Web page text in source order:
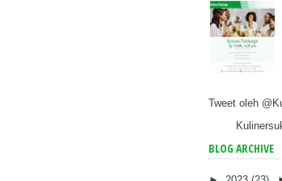
Tweet oleh
BLOG ARCHIVE